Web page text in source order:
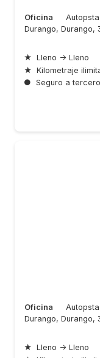
Oficina
Durango, Durango,
★ Lleno → Lleno
★ Kilometraje
● Seguro a
Oficina
Durango, Durango,
★ Lleno → Lleno